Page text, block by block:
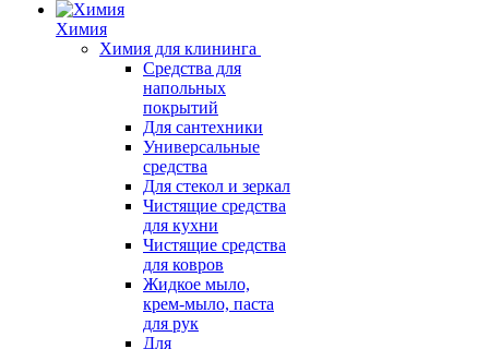
Химия
Химия для клининга
Средства для
напольных
покрытий
Для сантехники
Универсальные
средства
Для стекол и зеркал
Чистящие средства
для кухни
Чистящие средства
для ковров
Жидкое мыло,
крем-мыло, паста
для рук
Для